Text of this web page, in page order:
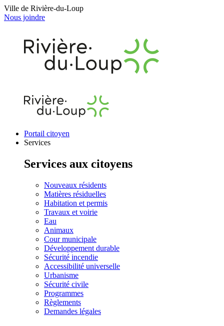
Ville de Rivière-du-Loup
Nous joindre
Portail citoyen
Services
Services aux citoyens
Nouveaux résidents
Matières résiduelles
Habitation et permis
Travaux et voirie
Eau
Animaux
Cour municipale
Développement durable
Sécurité incendie
Accessibilité universelle
Urbanisme
Sécurité civile
Programmes
Règlements
Demandes légales